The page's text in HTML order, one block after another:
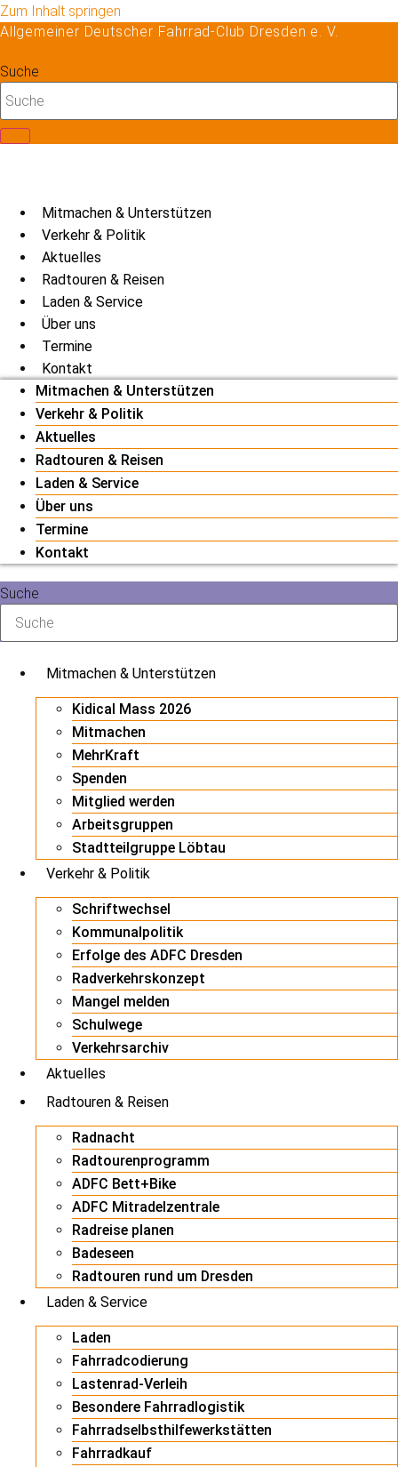
Zum Inhalt springen
Allgemeiner Deutscher Fahrrad-Club Dresden e. V.
Suche
Mitmachen & Unterstützen
Verkehr & Politik
Aktuelles
Radtouren & Reisen
Laden & Service
Über uns
Termine
Kontakt
Mitmachen & Unterstützen
Verkehr & Politik
Aktuelles
Radtouren & Reisen
Laden & Service
Über uns
Termine
Kontakt
Suche
Mitmachen & Unterstützen
Kidical Mass 2026
Mitmachen
MehrKraft
Spenden
Mitglied werden
Arbeitsgruppen
Stadtteilgruppe Löbtau
Verkehr & Politik
Schriftwechsel
Kommunalpolitik
Erfolge des ADFC Dresden
Radverkehrskonzept
Mangel melden
Schulwege
Verkehrsarchiv
Aktuelles
Radtouren & Reisen
Radnacht
Radtourenprogramm
ADFC Bett+Bike
ADFC Mitradelzentrale
Radreise planen
Badeseen
Radtouren rund um Dresden
Laden & Service
Laden
Fahrradcodierung
Lastenrad-Verleih
Besondere Fahrradlogistik
Fahrradselbsthilfewerkstätten
Fahrradkauf